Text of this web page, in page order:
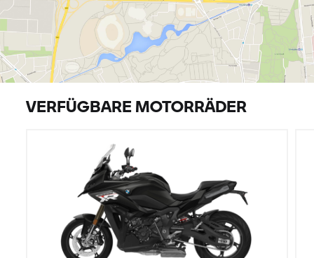
VERFÜGBARE MOTORRÄDER